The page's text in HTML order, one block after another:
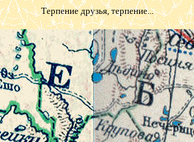
Терпение друзья, терпение...